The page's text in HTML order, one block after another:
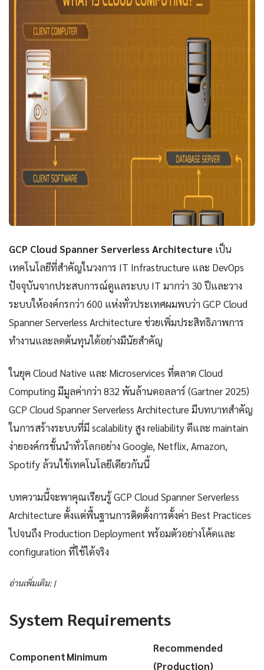
GCP Cloud Spanner Serverless Architecture เป็น
เทคโนโลยีที่สำคัญในวงการ IT Infrastructure และ DevOps
ปัจจุบันจากประสบการณ์ดูแลระบบ IT มากว่า 30 ปีและวาง
ระบบให้องค์กรกว่า 600 แห่งทั่วประเทศผมพบว่า GCP Cloud
Spanner Serverless Architecture ช่วยเพิ่มประสิทธิภาพการ
ทำงานและลดต้นทุนได้อย่างมีนัยสำคัญ
ในยุค Cloud Native และ Microservices ที่ตลาด Cloud
Computing มีมูลค่ากว่า 832 พันล้านดอลลาร์ (Gartner 2025)
GCP Cloud Spanner Serverless Architecture มีบทบาทสำคัญ
ในการสร้างระบบที่มี scalability สูง reliability ดีและ maintain
ง่ายองค์กรชั้นนำทั่วโลกอย่าง Google, Netflix, Amazon,
Spotify ล้วนใช้เทคโนโลยีเดียวกันนี้
บทความนี้จะพาคุณเรียนรู้ GCP Cloud Spanner Serverless
Architecture ตั้งแต่พื้นฐานการติดตั้งการตั้งค่า Best Practices
ไปจนถึง Production Deployment พร้อมตัวอย่างโค้ดและ
configuration ที่ใช้ได้จริง
อ่านเพิ่มเติม: |
System Requirements
ComponentMinimum
Recommended
(Production)